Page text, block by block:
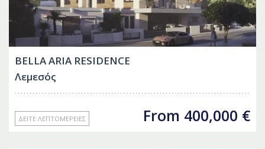
BELLA ARIA RESIDENCE
Λεμεσός
ΔΕΊΤΕ ΛΕΠΤΟΜΈΡΕΙΕΣ From 400,000 €